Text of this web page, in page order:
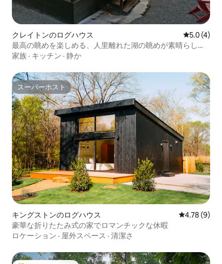
クレイトンのログハウス レビュー4
5.0 (4)
最高の眺めを楽しめる、人里離れた湖の眺めが素晴らしい
タイニーハウス
家族 · キッチン · 静か
スーパーホスト
スーパーホスト
キングストンのログハウス レビュー9
4.78 (9)
豪華な折りたたみ式の家でロマンチックな休暇
ロケーション · 屋外スペース · 清潔さ